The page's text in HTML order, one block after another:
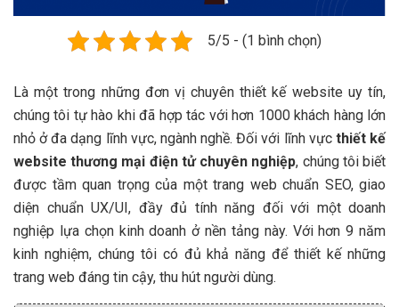
5/5 - (1 bình chọn)
Là một trong những đơn vị chuyên thiết kế website uy tín,
chúng tôi tự hào khi đã hợp tác với hơn 1000 khách hàng lớn
nhỏ ở đa dạng lĩnh vực, ngành nghề. Đối với lĩnh vực thiết kế
website thương mại điện tử chuyên nghiệp, chúng tôi biết
được tầm quan trọng của một trang web chuẩn SEO, giao
diện chuẩn UX/UI, đầy đủ tính năng đối với một doanh
nghiệp lựa chọn kinh doanh ở nền tảng này. Với hơn 9 năm
kinh nghiệm, chúng tôi có đủ khả năng để thiết kế những
trang web đáng tin cậy, thu hút người dùng.